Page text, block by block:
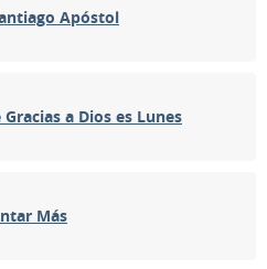
Apóstol
a Dios es Lunes
Más